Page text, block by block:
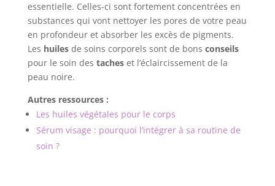
essentielle. Celles-ci sont fortement concentrées en
substances qui vont nettoyer les pores de votre peau
en profondeur et absorber les excès de pigments.
Les huilesde soins corporels sont de bons conseils
pour le soin des tacheset l’éclaircissement de la
peau noire.
Autres ressources :
Les huiles végétales pour le corps
Sérum visage : pourquoi l’intégrer à sa routine de
soin ?